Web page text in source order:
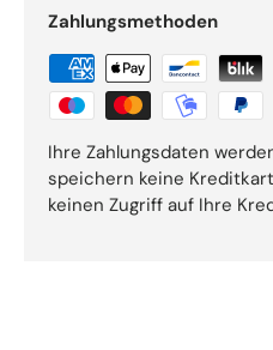
Zahlungsmethoden
Ihre Zahlungsdaten
speichern keine
keinen Zugriff auf Ihre